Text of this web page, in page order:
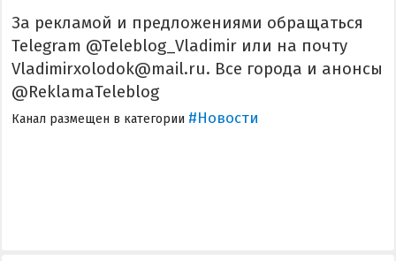
За рекламой и предложениями обращаться
Telegram @Teleblog_Vladimir или на почту
Vladimirxolodok@mail.ru. Все города и анонсы
@ReklamaTeleblog
Канал размещен в категории #Новости